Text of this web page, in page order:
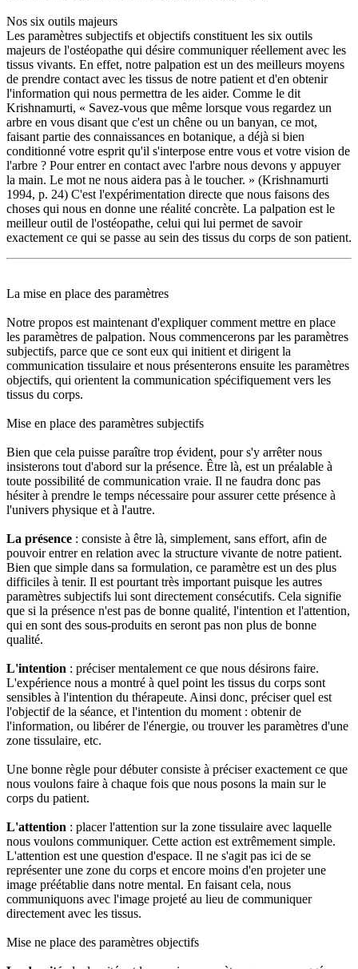
Nos six outils majeurs
Les paramètres subjectifs et objectifs constituent les six outils
majeurs de l'ostéopathe qui désire communiquer réellement avec les
tissus vivants. En effet, notre palpation est un des meilleurs moyens
de prendre contact avec les tissus de notre patient et d'en obtenir
l'information qui nous permettra de les aider. Comme le dit
Krishnamurti, « Savez-vous que même lorsque vous regardez un
arbre en vous disant que c'est un chêne ou un banyan, ce mot,
faisant partie des connaissances en botanique, a déjà si bien
conditionné votre esprit qu'il s'interpose entre vous et votre vision de
l'arbre ? Pour entrer en contact avec l'arbre nous devons y appuyer
la main. Le mot ne nous aidera pas à le toucher. » (Krishnamurti
1994, p. 24) C'est l'expérimentation directe que nous faisons des
choses qui nous en donne une réalité concrète. La palpation est le
meilleur outil de l'ostéopathe, celui qui lui permet de savoir
exactement ce qui se passe au sein des tissus du corps de son patient.
La mise en place des paramètres
Notre propos est maintenant d'expliquer comment mettre en place
les paramètres de palpation. Nous commencerons par les paramètres
subjectifs, parce que ce sont eux qui initient et dirigent la
communication tissulaire et nous présenterons ensuite les paramètres
objectifs, qui orientent la communication spécifiquement vers les
tissus du corps.
Mise en place des paramètres subjectifs
Bien que cela puisse paraître trop évident, pour s'y arrêter nous
insisterons tout d'abord sur la présence. Être là, est un préalable à
toute possibilité de communication vraie. Il ne faudra donc pas
hésiter à prendre le temps nécessaire pour assurer cette présence à
l'univers physique et à l'autre.
La présence : consiste à être là, simplement, sans effort, afin de
pouvoir entrer en relation avec la structure vivante de notre patient.
Bien que simple dans sa formulation, ce paramètre est un des plus
difficiles à tenir. Il est pourtant très important puisque les autres
paramètres subjectifs lui sont directement consécutifs. Cela signifie
que si la présence n'est pas de bonne qualité, l'intention et l'attention,
qui en sont des sous-produits en seront pas non plus de bonne
qualité.
L'intention : préciser mentalement ce que nous désirons faire.
L'expérience nous a montré à quel point les tissus du corps sont
sensibles à l'intention du thérapeute. Ainsi donc, préciser quel est
l'objectif de la séance, et l'intention du moment : obtenir de
l'information, ou libérer de l'énergie, ou trouver les paramètres d'une
zone tissulaire, etc.
Une bonne règle pour débuter consiste à préciser exactement ce que
nous voulons faire à chaque fois que nous posons la main sur le
corps du patient.
L'attention : placer l'attention sur la zone tissulaire avec laquelle
nous voulons communiquer. Cette action est extrêmement simple.
L'attention est une question d'espace. Il ne s'agit pas ici de se
représenter une zone du corps et encore moins d'en projeter une
image préétablie dans notre mental. En faisant cela, nous
communiquons avec l'image projeté au lieu de communiquer
directement avec les tissus.
Mise ne place des paramètres objectifs